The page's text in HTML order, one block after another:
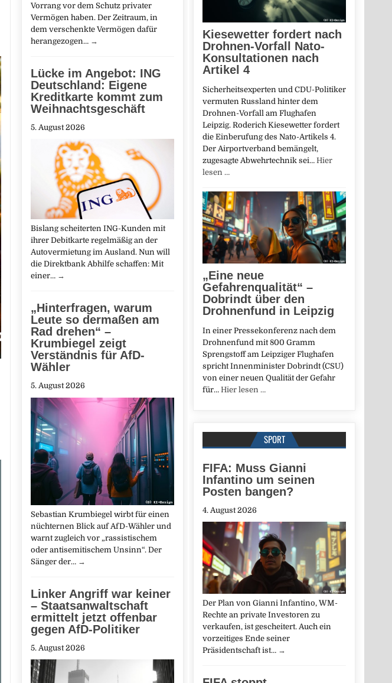
Kiesewetter fordert nach
Drohnen-Vorfall Nato-
Konsultationen nach
Artikel 4
Sicherheitsexperten und CDU-Politiker
vermuten Russland hinter dem
Drohnen-Vorfall am Flughafen
Leipzig. Roderich Kiesewetter fordert
die Einberufung des Nato-Artikels 4.
Der Airportverband bemängelt,
zugesagte Abwehrtechnik sei… Hier
lesen …
„Eine neue
Gefahrenqualität“ –
Dobrindt über den
Drohnenfund in Leipzig
In einer Pressekonferenz nach dem
Drohnenfund mit 800 Gramm
Sprengstoff am Leipziger Flughafen
spricht Innenminister Dobrindt (CSU)
von einer neuen Qualität der Gefahr
für… Hier lesen …
SPORT
FIFA: Muss Gianni
Infantino um seinen
Posten bangen?
4. August 2026
Der Plan von Gianni Infantino, WM-
Rechte an private Investoren zu
verkaufen, ist gescheitert. Auch ein
vorzeitiges Ende seiner
Präsidentschaft ist… →
Vorrang vor dem Schutz privater
Vermögen haben. Der Zeitraum, in
dem verschenkte Vermögen dafür
herangezogen… →
Lücke im Angebot: ING
Deutschland: Eigene
Kreditkarte kommt zum
Weihnachtsgeschäft
5. August 2026
Bislang scheiterten ING-Kunden mit
ihrer Debitkarte regelmäßig an der
Autovermietung im Ausland. Nun will
die Direktbank Abhilfe schaffen: Mit
einer… →
„Hinterfragen, warum
Leute so dermaßen am
Rad drehen“ –
Krumbiegel zeigt
Verständnis für AfD-
Wähler
5. August 2026
Sebastian Krumbiegel wirbt für einen
nüchternen Blick auf AfD-Wähler und
warnt zugleich vor „rassistischem
oder antisemitischem Unsinn“. Der
Sänger der… →
Linker Angriff war keiner
– Staatsanwaltschaft
ermittelt jetzt offenbar
gegen AfD-Politiker
5. August 2026